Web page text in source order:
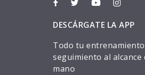
DESCÁRGATE LA APP
Todo tu
seguimiento al alcance
mano